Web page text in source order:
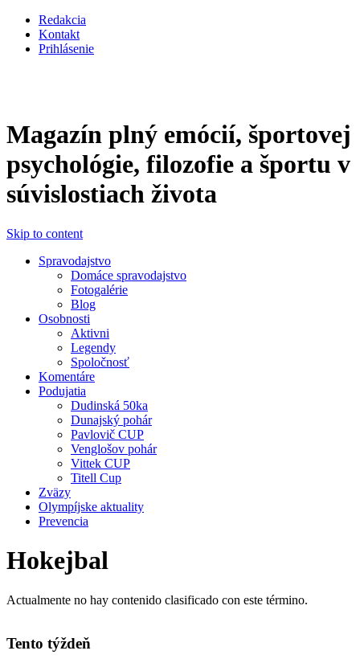
Pasar al contenido principal
Redakcia
Kontakt
Prihlásenie
Magazín plný emócií, športovej
psychológie, filozofie a športu v
súvislostiach života
Skip to content
Spravodajstvo
Domáce spravodajstvo
Fotogalérie
Blog
Osobnosti
Aktivni
Legendy
Spoločnosť
Komentáre
Podujatia
Dudinská 50ka
Dunajský pohár
Pavlovič CUP
Venglošov pohár
Vittek CUP
Titell Cup
Zväzy
Olympíjske aktuality
Prevencia
Hokejbal
Actualmente no hay contenido clasificado con este término.
Tento týždeň